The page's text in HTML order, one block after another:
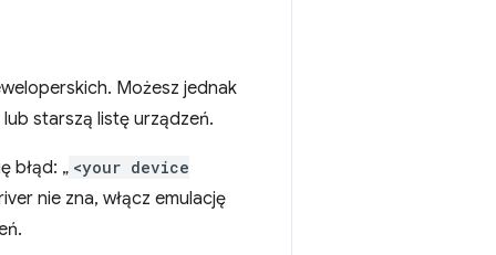
Możesz jednak
starszą listę urządzeń.
błąd: „ <your device
nie zna, włącz emulację